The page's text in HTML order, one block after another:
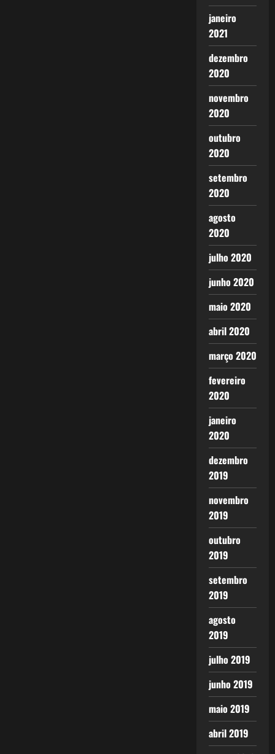
janeiro
2021
dezembro
2020
novembro
2020
outubro
2020
setembro
2020
agosto
2020
julho 2020
junho 2020
maio 2020
abril 2020
março 2020
fevereiro
2020
janeiro
2020
dezembro
2019
novembro
2019
outubro
2019
setembro
2019
agosto
2019
julho 2019
junho 2019
maio 2019
abril 2019